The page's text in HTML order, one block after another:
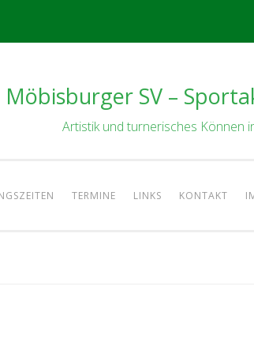
Möbisburger SV –
Artistik und turnerisches Können
TERMINE LINKS KONTAKT